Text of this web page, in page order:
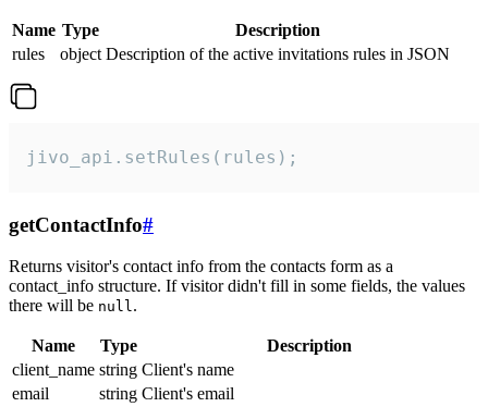
Name Type
Description
rules
object Description of the active invitations rules in JSON
jivo_api.setRules(rules);
getContactInfo#
Returns visitor's contact info from the contacts form as a
contact_info structure. If visitor didn't fill in some fields, the values
there will be null.
Name Type
Description
client_name string Client's name
email
string Client's email